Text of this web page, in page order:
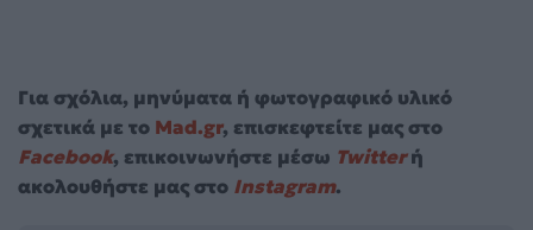
Για σχόλια, μηνύματα ή φωτογραφικό υλικό
σχετικά με το Mad.gr, επισκεφτείτε μας στο
Facebook, επικοινωνήστε μέσω Twitterή
ακολουθήστε μας στο Instagram.